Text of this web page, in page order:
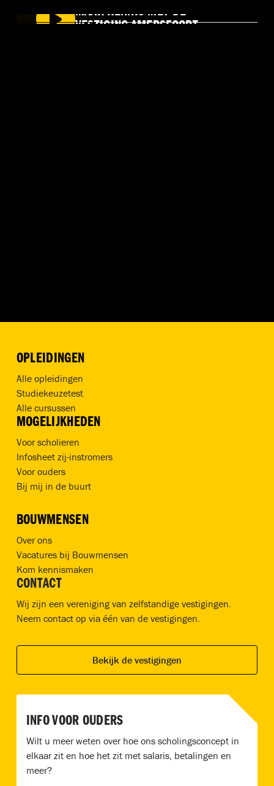
MAAK KENNIS MET DE
VESTIGING AMERSFOORT
OPLEIDINGEN
Alle opleidingen
Studiekeuzetest
Alle cursussen
MOGELIJKHEDEN
Voor scholieren
Infosheet zij-instromers
Voor ouders
Bij mij in de buurt
BOUWMENSEN
Over ons
Vacatures bij Bouwmensen
Kom kennismaken
CONTACT
Wij zijn een vereniging van zelfstandige vestigingen.
Neem contact op via één van de vestigingen.
Bekijk de vestigingen
INFO VOOR OUDERS
Wilt u meer weten over hoe ons scholingsconcept in
elkaar zit en hoe het zit met salaris, betalingen en
meer?